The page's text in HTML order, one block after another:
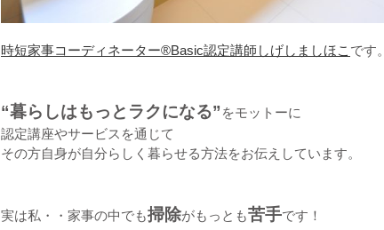
時短家事コーディネーター®Basic認定講師しげしましほこ です。
“暮らしはもっとラクになる” をモットーに
認定講座やサービスを通じて
その方自身が自分らしく暮らせる方法をお伝えしています。
実は私・・家事の中でも掃除がもっとも苦手です！